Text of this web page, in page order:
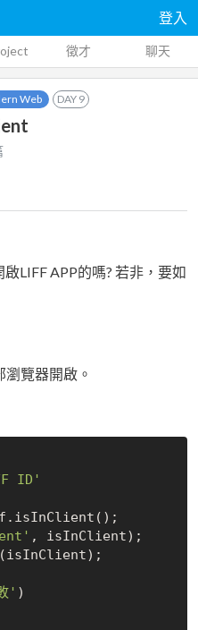
登入
徵才 聊天
Web DAY 9
LIFF APP的嗎? 若非，要如
瀏覽器開啟。
ID'
, isInClient);
' )